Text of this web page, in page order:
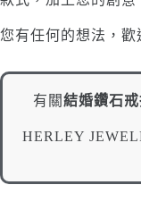
您有任何的想法，歡
有關結婚鑽石戒
HERLEY